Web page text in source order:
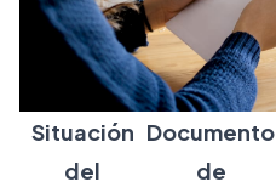
Situación
del
Documento
de